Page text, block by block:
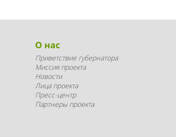
О нас
Приветствие губернатора
Миссия проекта
Новости
Лица проекта
Пресс-центр
Партнеры проекта